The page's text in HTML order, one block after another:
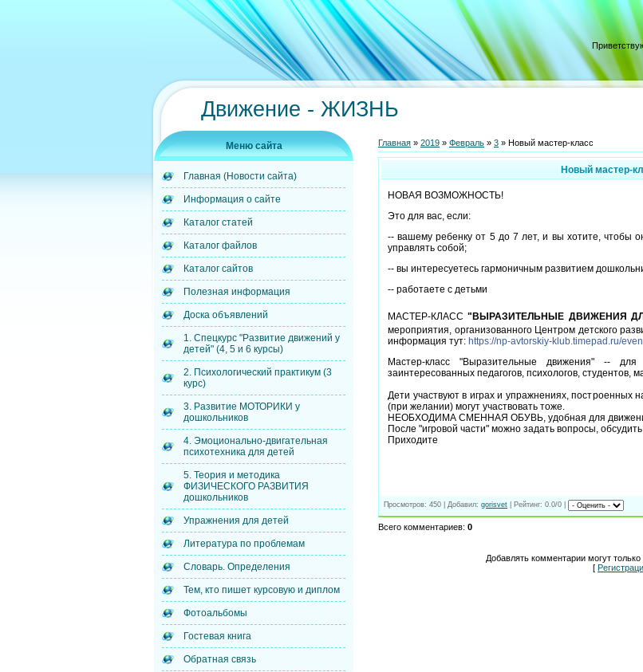
Движение - ЖИЗНЬ
Меню сайта
Главная (Новости сайта)
Информация о сайте
Каталог статей
Каталог файлов
Каталог сайтов
Полезная информация
Доска объявлений
1. Спецкурс "Развитие движений у
детей" (4, 5 и 6 курсы)
2. Психологический практикум (3
курс)
3. Развитие МОТОРИКИ у
дошкольников
4. Эмоционально-двигательная
психотехника для детей
5. Теория и методика
ФИЗИЧЕСКОГО РАЗВИТИЯ
дошкольников
Упражнения для детей
Литература по проблемам
Словарь. Определения
Тем, кто пишет курсовую и диплом
Фотоальбомы
Гостевая книга
Обратная связь
Главная » 2019 » Февраль » 3 » Новый мастер-класс
Новый мастер-
НОВАЯ ВОЗМОЖНОСТЬ!
Это для вас, если:
-- вашему ребенку от 5 до 7 лет, и вы хотите, чтобы
управлять собой;
-- вы интересуетесь гармоничным развитием
-- работаете с детьми
МАСТЕР-КЛАСС"ВЫРАЗИТЕЛЬНЫЕ ДВИЖЕНИЯ
мероприятия, организованного Центром детского
информация тут: https://np-avtorskiy-klub.timepad.ru/
Мастер-класс "Выразительные движения" --
заинтересованных педагогов, психологов, студентов,
Дети участвуют в играх и упражнениях,
(при желании) могут участвовать тоже.
НЕОБХОДИМА СМЕННАЯ ОБУВЬ, удобная для
После "игровой части" можно задать вопросы,
Приходите
Просмотров: 450 | Добавил: gorisvet Рейтинг: 0.0/0 |
Всего комментариев: 0
Добавлять комментарии могут
[